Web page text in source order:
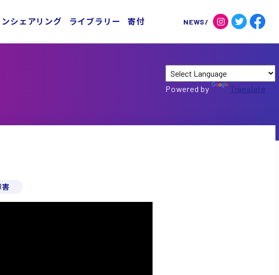
ンシェアリング ライブラリー 寄付
Powered by Translate
害